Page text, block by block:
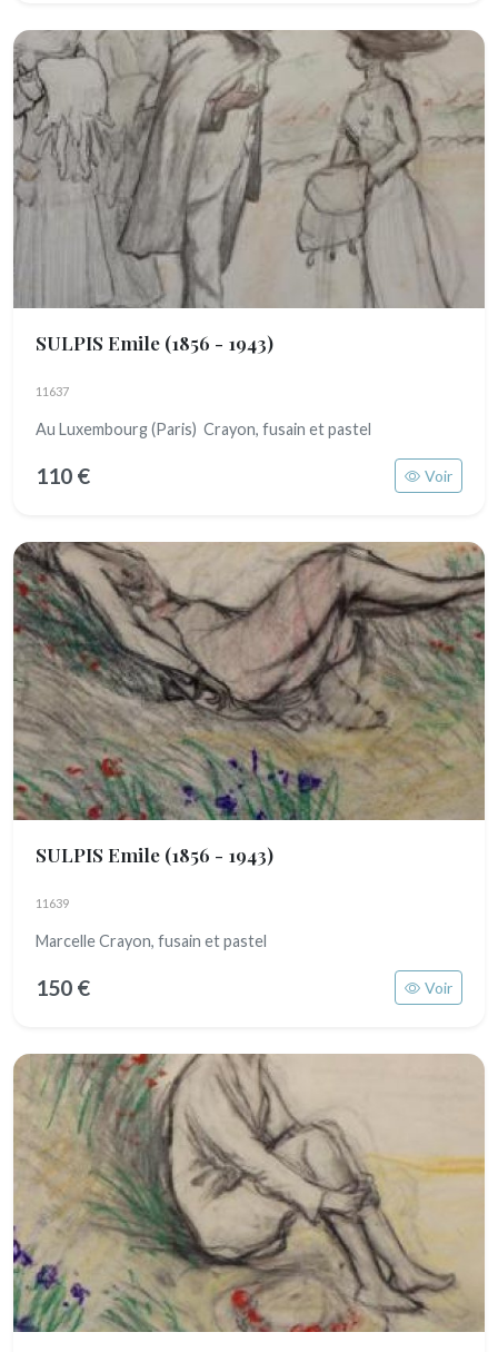
SULPIS Emile (1856 - 1943)
11637
Au Luxembourg (Paris) Crayon, fusain et pastel
110 € Voir
SULPIS Emile (1856 - 1943)
11639
Marcelle Crayon, fusain et pastel
150 € Voir